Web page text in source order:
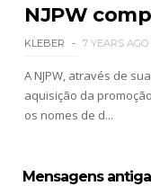
NJPW
KLEBER 7 YEARS AGO
A NJPW, através de
aquisição da
os nomes de d...
Mensagens